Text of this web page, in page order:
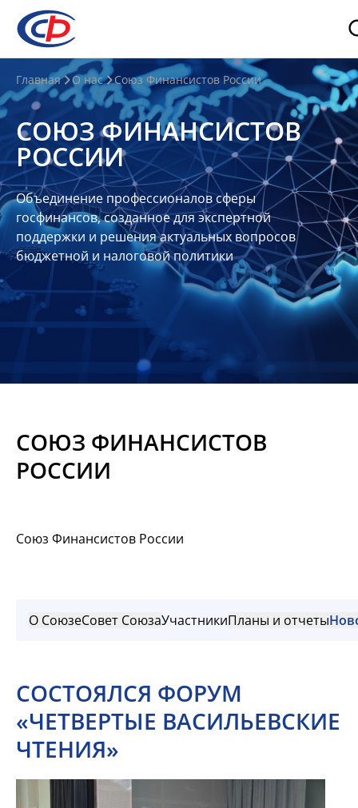
О
нас
О
СФР
Совет
Союза
Участники
Планы
отчеты
Контакты
Материалы
Главная О нас Союз Финансистов России
СОЮЗ ФИНАНСИСТОВ
РОССИИ
Объединение профессионалов сферы
госфинансов, созданное для экспертной
поддержки и решения актуальных вопросов
бюджетной и налоговой политики
СОЮЗ ФИНАНСИСТОВ
РОССИИ
Союз Финансистов России
О СоюзеСовет СоюзаУчастникиПланы и отчеты
СОСТОЯЛСЯ ФОРУМ
«ЧЕТВЕРТЫЕ ВАСИЛЬЕВСКИЕ
ЧТЕНИЯ»